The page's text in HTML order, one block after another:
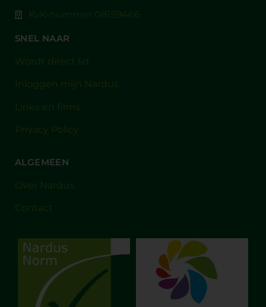
KvK-nummer 08159466
SNEL NAAR
Wordt direct lid
Inloggen mijn Nardus
Links en films
Privacy Policy
ALGEMEEN
Over Nardus
Contact